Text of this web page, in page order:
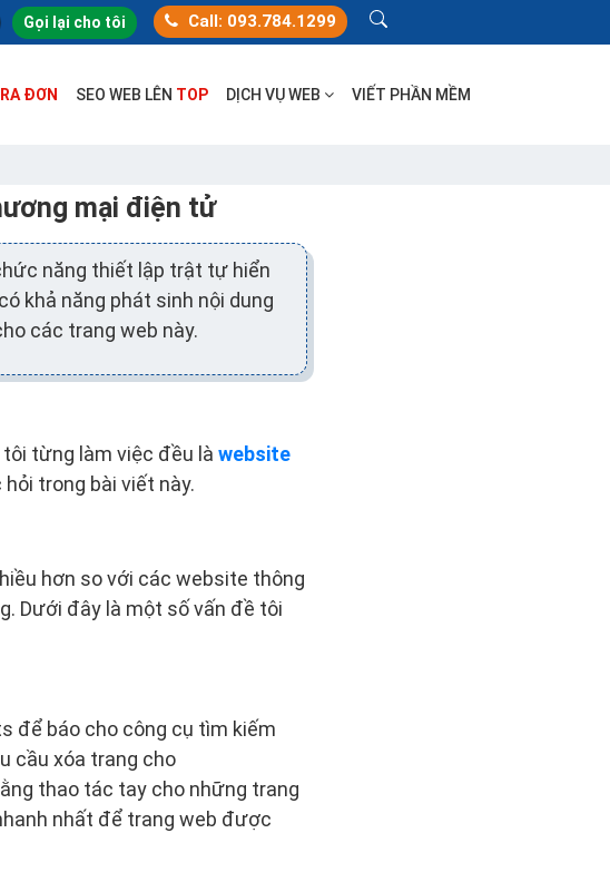
Gọi lại cho tôi Call: 093.784.1299
RA ĐƠN SEO WEB LÊN TOP DỊCH VỤ WEB VIẾT PHẦN MỀM
mại điện tử
năng thiết lập trật tự hiển
khả năng phát sinh nội dung
các trang web này.
từng làm việc đều là website
trong bài viết này.
hơn so với các website thông
Dưới đây là một số vấn đề tôi
để báo cho công cụ tìm kiếm
cầu xóa trang cho
thao tác tay cho những trang
nhất để trang web được